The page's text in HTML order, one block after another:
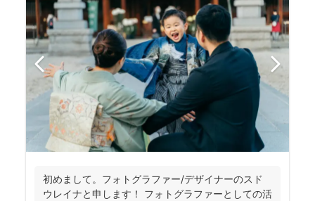
初めまして。フォトグラファー/デザイナーのスド
ウレイナと申します！ フォトグラファーとしての活